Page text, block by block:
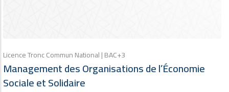
Licence Tronc Commun National | BAC+3
Management des Organisations de l’Économie
Sociale et Solidaire